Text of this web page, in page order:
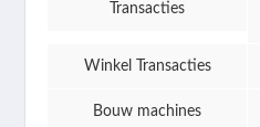
Transacties
Winkel Transacties
Bouw machines